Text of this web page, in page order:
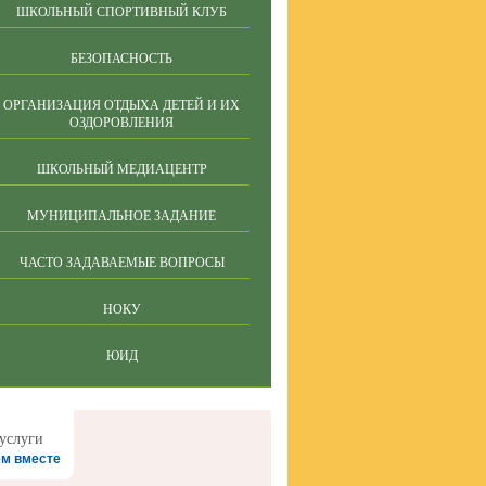
ШКОЛЬНЫЙ СПОРТИВНЫЙ КЛУБ
БЕЗОПАСНОСТЬ
ОРГАНИЗАЦИЯ ОТДЫХА ДЕТЕЙ И ИХ
ОЗДОРОВЛЕНИЯ
ШКОЛЬНЫЙ МЕДИАЦЕНТР
МУНИЦИПАЛЬНОЕ ЗАДАНИЕ
ЧАСТО ЗАДАВАЕМЫЕ ВОПРОСЫ
НОКУ
ЮИД
вместе